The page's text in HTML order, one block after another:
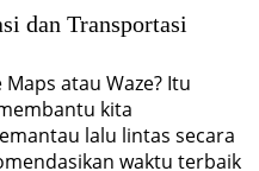
dan Transportasi
atau Waze? Itu
kita
lalu lintas secara
waktu terbaik